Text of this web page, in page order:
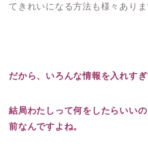
てきれいになる方法も様々ありま
だから、いろんな情報を入れす
結局わたしって何をしたらいい
前なんですよね。